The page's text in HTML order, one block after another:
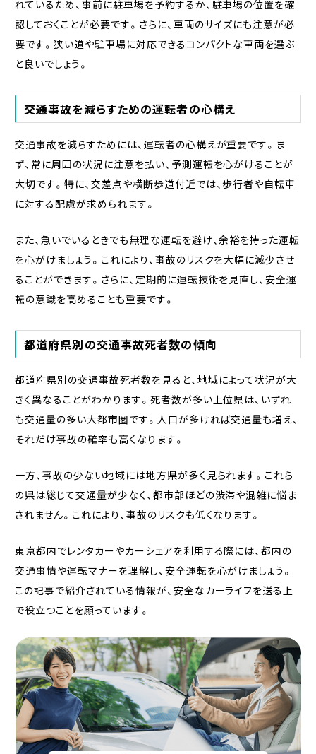
れているため、事前に駐車場を予約するか、駐車場の位置を確
認しておくことが必要です。さらに、車両のサイズにも注意が必
要です。狭い道や駐車場に対応できるコンパクトな車両を選ぶ
と良いでしょう。
交通事故を減らすための運転者の心構え
交通事故を減らすためには、運転者の心構えが重要です。ま
ず、常に周囲の状況に注意を払い、予測運転を心がけることが
大切です。特に、交差点や横断歩道付近では、歩行者や自転車
に対する配慮が求められます。
また、急いでいるときでも無理な運転を避け、余裕を持った運転
を心がけましょう。これにより、事故のリスクを大幅に減少させ
ることができます。さらに、定期的に運転技術を見直し、安全運
転の意識を高めることも重要です。
都道府県別の交通事故死者数の傾向
都道府県別の交通事故死者数を見ると、地域によって状況が大
きく異なることがわかります。死者数が多い上位県は、いずれ
も交通量の多い大都市圏です。人口が多ければ交通量も増え、
それだけ事故の確率も高くなります。
一方、事故の少ない地域には地方県が多く見られます。これら
の県は総じて交通量が少なく、都市部ほどの渋滞や混雑に悩ま
されません。これにより、事故のリスクも低くなります。
東京都内でレンタカーやカーシェアを利用する際には、都内の
交通事情や運転マナーを理解し、安全運転を心がけましょう。
この記事で紹介されている情報が、安全なカーライフを送る上
で役立つことを願っています。